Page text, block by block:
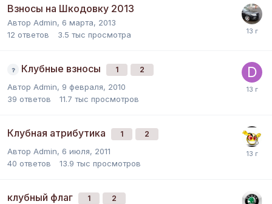
Взносы на Шкодовку 2013
Автор Admin, 6 марта, 2013
12 ответов 3.5 тыс просмотра
Клубные взносы 1 2
Автор Admin, 9 февраля, 2010
39 ответов 11.7 тыс просмотров
Клубная атрибутика 1 2
Автор Admin, 6 июля, 2011
40 ответов 13.9 тыс просмотров
клубный флаг 1 2